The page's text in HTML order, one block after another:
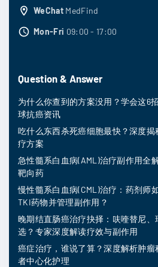
WeChat MedFind
Mon-Fri 09:00 - 17:00
Question & Answer
为什么你查到的方案没用？学会这6
球抗癌资讯
吃什么东西杀死癌细胞最快？深度
疗方案
急性髓系白血病(AML)治疗副作用全
靶向药
慢性髓系白血病(CML)治疗：药剂师
TKI药物并管理副作用？
晚期结直肠癌治疗抉择：呋喹替尼、
选？专家深度解读疗效与副作用
癌症治疗，谁说了算？深度解析肿瘤
者中心化护理